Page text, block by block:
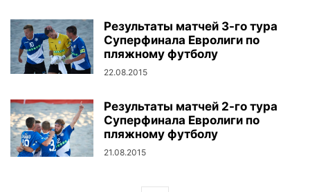
Результаты матчей 3-го тура
Суперфинала Евролиги по
пляжному футболу
22.08.2015
Результаты матчей 2-го тура
Суперфинала Евролиги по
пляжному футболу
21.08.2015